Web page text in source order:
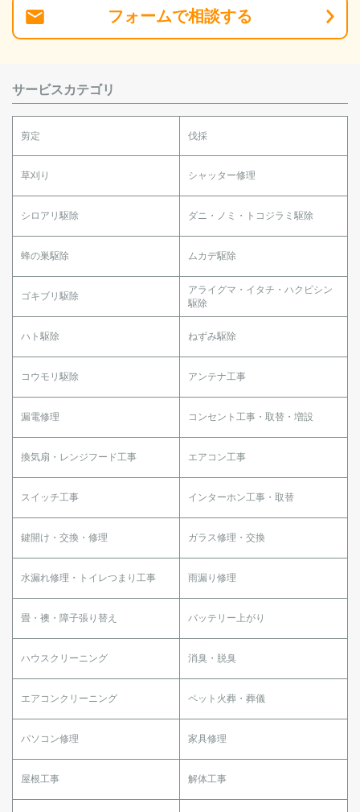
フォームで相談する
サービスカテゴリ
剪定 伐採
草刈り シャッター修理
シロアリ駆除 ダニ・ノミ・トコジラミ駆除
蜂の巣駆除 ムカデ駆除
ゴキブリ駆除
アライグマ・イタチ・ハクビシン
駆除
ハト駆除 ねずみ駆除
コウモリ駆除 アンテナ工事
漏電修理 コンセント工事・取替・増設
換気扇・レンジフード工事 エアコン工事
スイッチ工事 インターホン工事・取替
鍵開け・交換・修理 ガラス修理・交換
水漏れ修理・トイレつまり工事 雨漏り修理
畳・襖・障子張り替え バッテリー上がり
ハウスクリーニング 消臭・脱臭
エアコンクリーニング ペット火葬・葬儀
パソコン修理 家具修理
屋根工事 解体工事